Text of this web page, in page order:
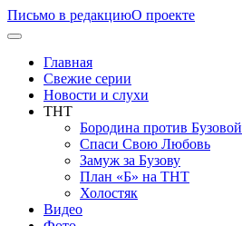
Письмо в редакциюО проекте
Главная
Свежие серии
Новости и слухи
ТНТ
Бородина против Бузовой
Спаси Свою Любовь
Замуж за Бузову
План «Б» на ТНТ
Холостяк
Видео